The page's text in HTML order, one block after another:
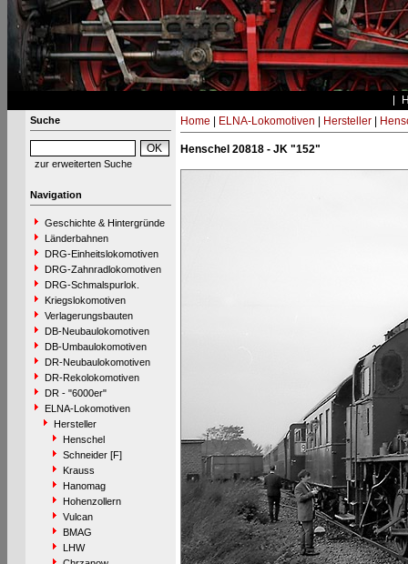
Suche
zur erweiterten Suche
Navigation
Geschichte & Hintergründe
Länderbahnen
DRG-Einheitslokomotiven
DRG-Zahnradlokomotiven
DRG-Schmalspurlok.
Kriegslokomotiven
Verlagerungsbauten
DB-Neubaulokomotiven
DB-Umbaulokomotiven
DR-Neubaulokomotiven
DR-Rekolokomotiven
DR - "6000er"
ELNA-Lokomotiven
Hersteller
Henschel
Schneider [F]
Krauss
Hanomag
Hohenzollern
Vulcan
BMAG
LHW
Home ELNA-Lokomotiven Hersteller|
Henschel 20818 - JK "152"